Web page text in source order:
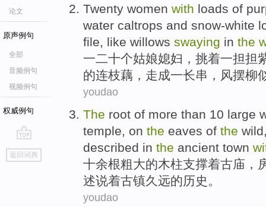
论文
原声例句
全部
音频例句
视频例句
权威例句
go
top
返回词典
Twenty women with loads of
water caltrops and snow-white
file, like willows swaying in the
一二十个姑娘媳妇，挑着一担担
的连枝藕， 走成一长串， 风摆柳
youdao
The root of more than 10 large
temple , on the eaves of the wild
described in the ancient town
十余根粗大的木柱支撑着古庙 ，
述说着古镇久远的历史。
youdao